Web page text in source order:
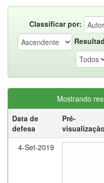
Classificar por:
Mostrando
Data de
defesa
Pré-
visualização
4-Set-2019